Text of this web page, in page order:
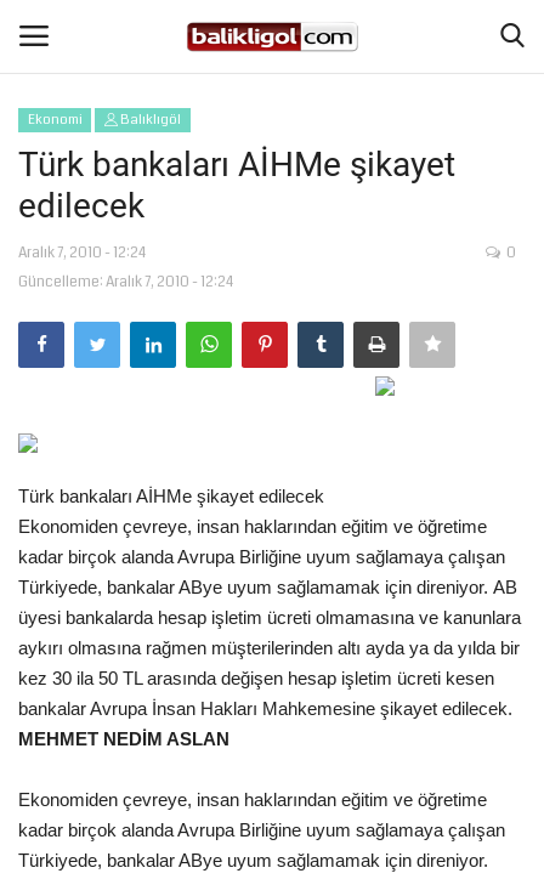
Giriş Yap Kaydol
Anasayfa
Köşe Yazıları
Magazin
Spor
Gündem
Tekno Bilim
Ekonomi
Galeriler
Ekonomi Balıklıgöl
Türk bankaları AİHMe şikayet
edilecek
Aralık 7, 2010 - 12:24
Güncelleme: Aralık 7, 2010 - 12:24
0
Türk bankaları AİHMe şikayet edilecek
Ekonomiden çevreye, insan haklarından eğitim ve öğretime
kadar birçok alanda Avrupa Birliğine uyum sağlamaya çalışan
Türkiyede, bankalar ABye uyum sağlamamak için direniyor. AB
üyesi bankalarda hesap işletim ücreti olmamasına ve kanunlara
aykırı olmasına rağmen müşterilerinden altı ayda ya da yılda bir
kez 30 ila 50 TL arasında değişen hesap işletim ücreti kesen
bankalar Avrupa İnsan Hakları Mahkemesine şikayet edilecek.
MEHMET NEDİM ASLAN
Ekonomiden çevreye, insan haklarından eğitim ve öğretime
kadar birçok alanda Avrupa Birliğine uyum sağlamaya çalışan
Türkiyede, bankalar ABye uyum sağlamamak için direniyor.